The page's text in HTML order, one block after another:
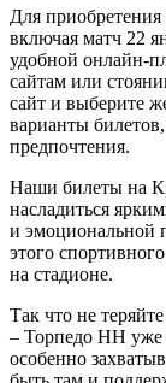
Для
включая матч 22
удобной онлайн-
сайтам или
сайт и выберите
варианты
предпочтения.
Наши билеты на
насладиться
и эмоциональной
этого
на стадионе.
Так что не
– Торпедо НН уже
особенно